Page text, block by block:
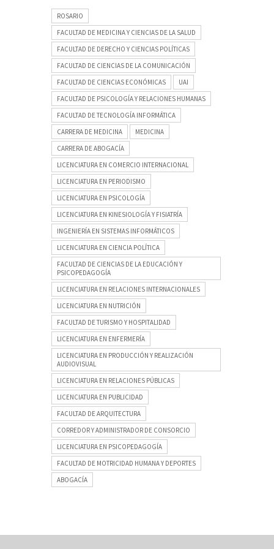
ROSARIO
FACULTAD DE MEDICINA Y CIENCIAS DE LA SALUD
FACULTAD DE DERECHO Y CIENCIAS POLÍTICAS
FACULTAD DE CIENCIAS DE LA COMUNICACIÓN
FACULTAD DE CIENCIAS ECONÓMICAS
UAI
FACULTAD DE PSICOLOGÍA Y RELACIONES HUMANAS
FACULTAD DE TECNOLOGÍA INFORMÁTICA
CARRERA DE MEDICINA
MEDICINA
CARRERA DE ABOGACÍA
LICENCIATURA EN COMERCIO INTERNACIONAL
LICENCIATURA EN PERIODISMO
LICENCIATURA EN PSICOLOGÍA
LICENCIATURA EN KINESIOLOGÍA Y FISIATRÍA
INGENIERÍA EN SISTEMAS INFORMÁTICOS
LICENCIATURA EN CIENCIA POLÍTICA
FACULTAD DE CIENCIAS DE LA EDUCACIÓN Y
PSICOPEDAGOGÍA
LICENCIATURA EN RELACIONES INTERNACIONALES
LICENCIATURA EN NUTRICIÓN
FACULTAD DE TURISMO Y HOSPITALIDAD
LICENCIATURA EN ENFERMERÍA
LICENCIATURA EN PRODUCCIÓN Y REALIZACIÓN
AUDIOVISUAL
LICENCIATURA EN RELACIONES PÚBLICAS
LICENCIATURA EN PUBLICIDAD
FACULTAD DE ARQUITECTURA
CORREDOR Y ADMINISTRADOR DE CONSORCIO
LICENCIATURA EN PSICOPEDAGOGÍA
FACULTAD DE MOTRICIDAD HUMANA Y DEPORTES
ABOGACÍA